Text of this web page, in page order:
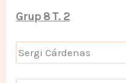
Grup 8 T. 2
Sergi Cárdenas